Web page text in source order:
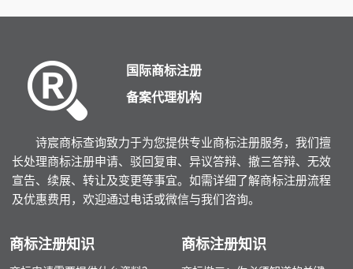
国际商标注册
备案代理机构
诗宸商标查询致力于为您提供专业商标注册服务，我们擅
长处理商标注册申请、驳回复审、异议答辩、撤三答辩、无效
宣告、续展、转让及变更等事宜。如需详细了解商标注册流程
及优惠费用，欢迎通过电话或微信与我们咨询。
商标注册知识 商标注册知识